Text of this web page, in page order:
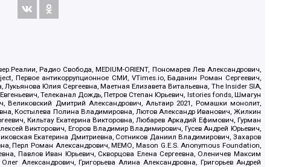
Радио Свобода, MEDIUM-ORIENT, Пономарев Лев Александрович,
Первое антикоррупционное СМИ, VTimes.io, Баданин Роман Сергеевич,
Юлия Сергеевна, Маетная Елизавета Витальевна, The Insider SIA,
Телеканал Дождь, Петров Степан Юрьевич, Istories fonds, Шмагун
Дмитрий Александрович, Альтаир 2021, Ромашки монолит,
Костылева Полина Владимировна, Лютов Александр Иванович, Жилкин
Кильтау Екатерина Викторовна, Любарев Аркадий Ефимович, Гурман
Викторович, Егоров Владимир Владимирович, Гусев Андрей Юрьевич,
Екатерина Дмитриевна, Сотников Даниил Владимирович, Захаров
Перл Роман Александрович, МЕМО, Mason G.E.S. Anonymous Foundation,
Павлов Иван Юрьевич, Скворцова Елена Сергеевна, Оленичев Максим
Александрович, Григорьева Алина Александровна, Григорьев Андрей